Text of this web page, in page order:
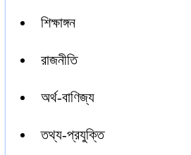
শিক্ষাঙ্গন
রাজনীতি
অর্থ-বাণিজ্য
তথ্য-প্রযুক্তি